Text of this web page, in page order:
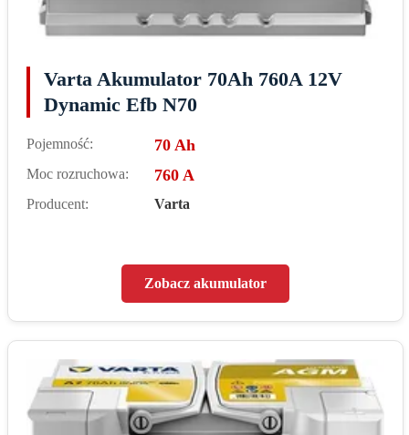
Varta Akumulator 70Ah 760A 12V
Dynamic Efb N70
Pojemność: 70 Ah
Moc rozruchowa: 760 A
Producent: Varta
Zobacz akumulator